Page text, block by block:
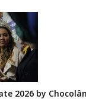
2026 by